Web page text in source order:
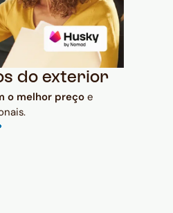
do exterior
o melhor preçoe